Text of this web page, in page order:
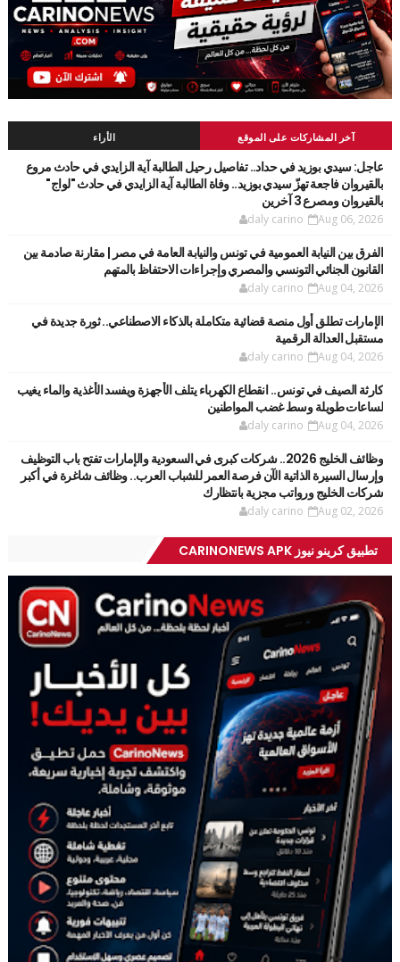
آخر المشاركات على الموقع الأراء
عاجل: سيدي بوزيد في حداد.. تفاصيل رحيل الطالبة آية الزايدي في حادث مروع
بالقيروان فاجعة تهزّ سيدي بوزيد.. وفاة الطالبة آية الزايدي في حادث "لواج"
بالقيروان ومصرع 3 آخرين
daly carino Aug 06, 2026
الفرق بين النيابة العمومية في تونس والنيابة العامة في مصر | مقارنة صادمة بين
القانون الجنائي التونسي والمصري وإجراءات الاحتفاظ بالمتهم
daly carino Aug 04, 2026
الإمارات تطلق أول منصة قضائية متكاملة بالذكاء الاصطناعي.. ثورة جديدة في
مستقبل العدالة الرقمية
daly carino Aug 04, 2026
كارثة الصيف في تونس.. انقطاع الكهرباء يتلف الأجهزة ويفسد الأغذية والماء يغيب
لساعات طويلة وسط غضب المواطنين
daly carino Aug 04, 2026
وظائف الخليج 2026.. شركات كبرى في السعودية والإمارات تفتح باب التوظيف
وإرسال السيرة الذاتية الآن فرصة العمر للشباب العرب.. وظائف شاغرة في أكبر
شركات الخليج ورواتب مجزية بانتظارك
daly carino Aug 02, 2026
تطبيق كرينو نيوز CARINONEWS APK